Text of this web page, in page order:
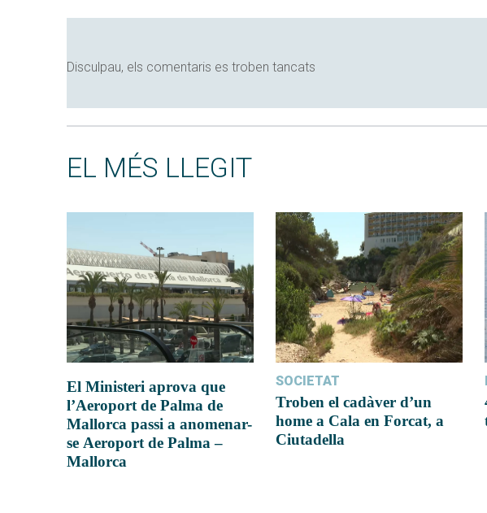
Disculpau, els comentaris es troben tancats
EL MÉS LLEGIT
El Ministeri aprova que
l’Aeroport de Palma de
Mallorca passi a anomenar-
se Aeroport de Palma –
Mallorca
SOCIETAT
Troben el cadàver d’un
home a Cala en Forcat, a
Ciutadella